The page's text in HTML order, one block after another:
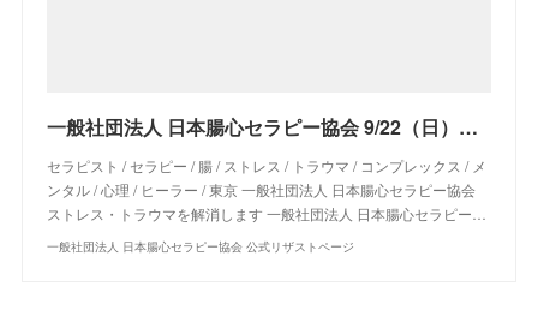
一般社団法人 日本腸心セラピー協会 9/22（日）＆9/29（日）【新大阪】腸心セラピスト養成コース《２日間コース》 - リザスト
セラピスト / セラピー / 腸 / ストレス / トラウマ / コンプレックス / メ
ンタル / 心理 / ヒーラー / 東京 一般社団法人 日本腸心セラピー協会
ストレス・トラウマを解消します 一般社団法人 日本腸心セラピー…
一般社団法人 日本腸心セラピー協会 公式リザストページ